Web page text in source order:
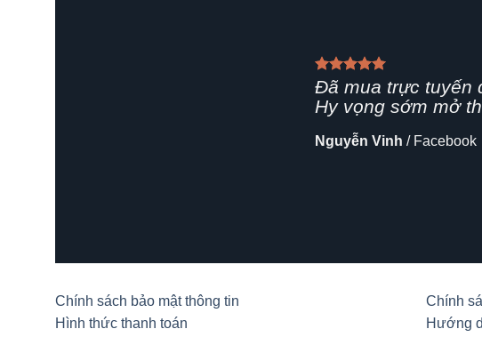
Giao hàng nhanh,
rất chuyên
Shop nên cập
Hải Yến /Zalo
Chính sách bảo mật thông tin
Hình thức thanh toán
Chính
Hướng